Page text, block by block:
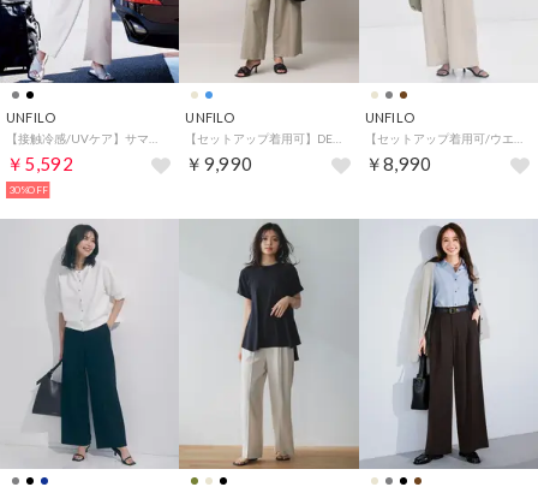
UNFILO
【接触冷感/UVケア】サマーセットアップ ワイドパンツ （アイスグレー）
￥5,592
30%OFF
UNFILO
【セットアップ着用可】DENIM light マリンパンツ （ベージュ）
￥9,990
UNFILO
【セットアップ着用可/ウエストゴム】TENNEN TOUCH COOL イージーワイドパンツ （ベージュ）
￥8,990